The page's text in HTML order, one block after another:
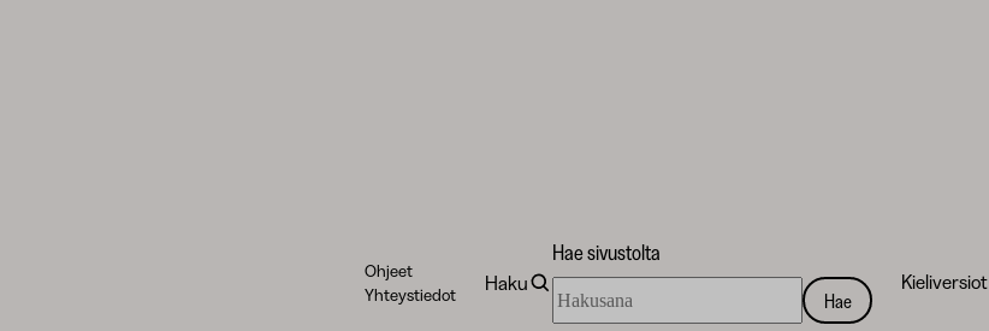
Ohjeet
Yhteystiedot
Haku
Hae sivustolta
sivustolta
Hae
Kieliversiot